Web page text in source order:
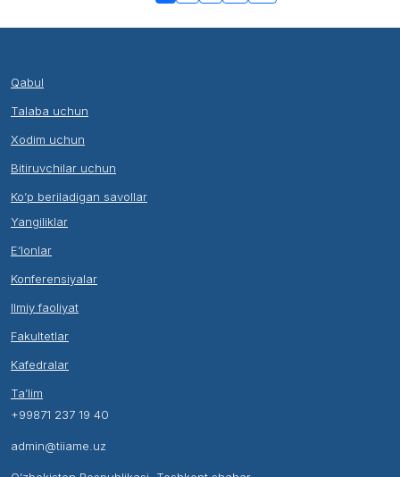
Qabul
Talaba uchun
Xodim uchun
Bitiruvchilar uchun
Ko’p beriladigan savollar
Yangiliklar
E’lonlar
Konferensiyalar
Ilmiy faoliyat
Fakultetlar
Kafedralar
Ta’lim
+99871 237 19 40
admin@tiiame.uz